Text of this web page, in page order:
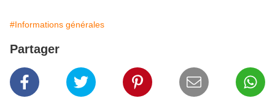
#Informations générales
Partager